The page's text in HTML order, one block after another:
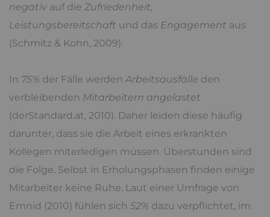
negativ auf die Zufriedenheit,
Leistungsbereitschaft und das Engagement aus
(Schmitz & Kohn, 2009).
In 75% der Fälle werden Arbeitsausfälle den
verbleibenden Mitarbeitern angelastet
(derStandard.at, 2010). Daher leiden diese häufig
darunter, dass sie die Arbeit eines erkrankten
Kollegen miterledigen müssen. Überstunden sind
die Folge. Selbst in Erholungsphasen finden einige
Mitarbeiter keine Ruhe. Laut einer Umfrage von
Emnid (2010) fühlen sich 52% dazu verpflichtet, im